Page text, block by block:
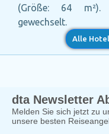
(Größe: 64 m²).
gewechselt.
Alle
dta Newsletter
Melden Sie sich jetzt zu
unsere besten